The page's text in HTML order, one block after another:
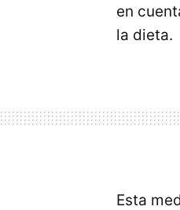
en
la dieta.
Esta